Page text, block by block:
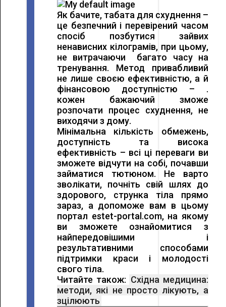
Як бачите, табата для схуднення –
це безпечний і перевірений часом
спосіб позбутися зайвих
ненависних кілограмів, при цьому,
не витрачаючи багато часу на
тренування. Метод привабливий
не лише своєю ефективністю, а й
фінансовою доступністю – .
кожен бажаючий зможе
розпочати процес схуднення, не
виходячи з дому.
Мінімальна кількість обмежень,
доступність та висока
ефективність – всі ці переваги ви
зможете відчути на собі, почавши
займатися тютюном. Не варто
зволікати, почніть свій шлях до
здорового, струнка тіла прямо
зараз, а допоможе вам в цьому
портал estet-portal.com, на якому
ви зможете ознайомитися з
найпередовішими і
результативними способами
підтримки краси і молодості
свого тіла.
Читайте також: Східна медицина:
методи, які не просто лікують, а
зцілюють